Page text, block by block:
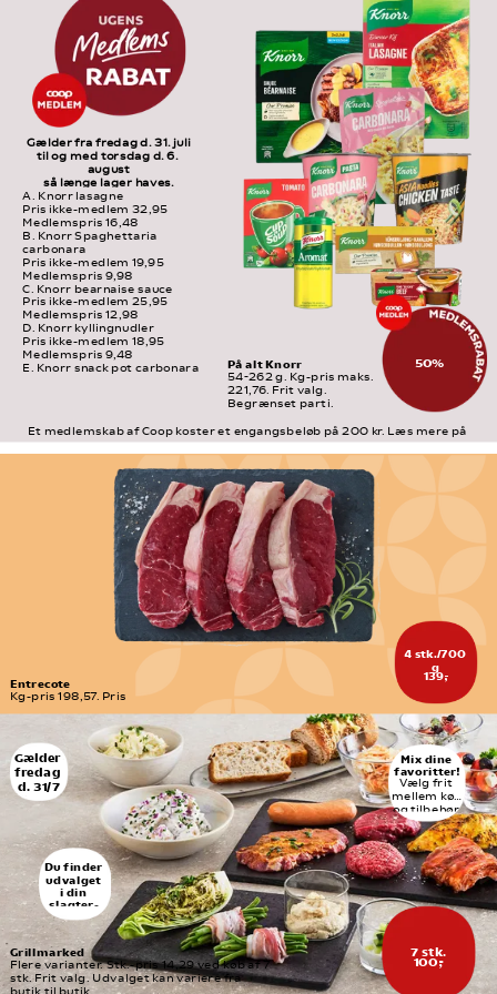
Et medlemskab af Coop koster et engangsbeløb på 200 kr. Læs mere på
medlem.coop.dk
Gælder fra fredag d. 31. juli
til og med torsdag d. 6.
august
så længe lager haves.
A. Knorr lasagne
Pris ikke-medlem 32,95
Medlemspris 16,48
B. Knorr Spaghettaria
carbonara
Pris ikke-medlem 19,95
Medlemspris 9,98
C. Knorr bearnaise sauce
Pris ikke-medlem 25,95
Medlemspris 12,98
D. Knorr kyllingnudler
Pris ikke-medlem 18,95
Medlemspris 9,48
E. Knorr snack pot carbonara
Medlemspris 10,48
Medlemspris 11,98
H. Knorr hønsebouillon
Pris ikke-medlem 20,95
Medlemspris 10,48
I. Knorr Fond du chef
Pris ikke-medlem 20,95
Medlemspris 10,48
50%
På alt Knorr
54-262 g. Kg-pris maks.
221,76. Frit valg.
Begrænset parti.
7 stk.
100,-
Grillmarked
Flere varianter. Stk.-pris 14,29 ved køb af 7
stk. Frit valg. Udvalget kan variere fra
Gælder
fredag
d. 31/7
4 stk./700
g
139,-
Entrecote
Kg-pris 198,57. Pris
Du finder
udvalget
i din
slagter-
eller
delikates
se-
afdeling
Mix dine
favoritter!
Vælg frit
mellem kød
og tilbehør
og
sammensæ
t præcis
den menu,
du har lyst
til.